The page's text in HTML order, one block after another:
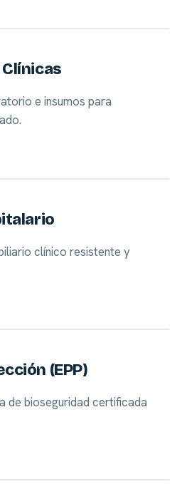
e insumos para
clínico resistente y
(EPP)
de bioseguridad certificada